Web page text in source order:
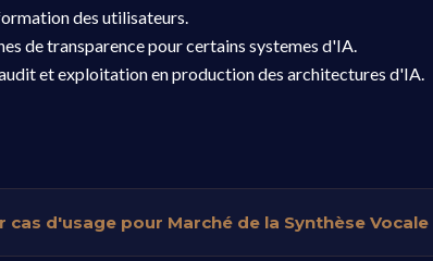
des utilisateurs.
de transparence pour certains systemes d'IA.
et exploitation en production des architectures d'IA.
d'usage pour Marché de la Synthèse